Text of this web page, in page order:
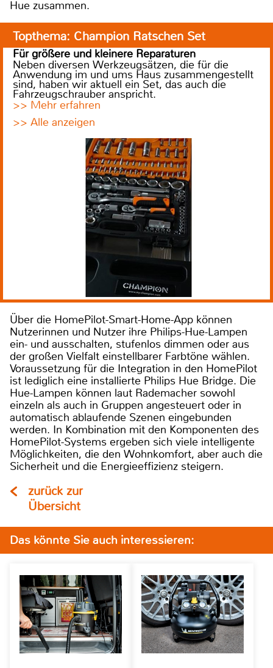
Hue zusammen.
Topthema: Champion Ratschen Set
Für größere und kleinere Reparaturen
Neben diversen Werkzeugsätzen, die für die
Anwendung im und ums Haus zusammengestellt
sind, haben wir aktuell ein Set, das auch die
Fahrzeugschrauber anspricht.
>> Mehr erfahren
>> Alle anzeigen
Über die HomePilot-Smart-Home-App können
Nutzerinnen und Nutzer ihre Philips-Hue-Lampen
ein- und ausschalten, stufenlos dimmen oder aus
der großen Vielfalt einstellbarer Farbtöne wählen.
Voraussetzung für die Integration in den HomePilot
ist lediglich eine installierte Philips Hue Bridge. Die
Hue-Lampen können laut Rademacher sowohl
einzeln als auch in Gruppen angesteuert oder in
automatisch ablaufende Szenen eingebunden
werden. In Kombination mit den Komponenten des
HomePilot-Systems ergeben sich viele intelligente
Möglichkeiten, die den Wohnkomfort, aber auch die
Sicherheit und die Energieeffizienz steigern.
zurück zur
Übersicht
Das könnte Sie auch interessieren: